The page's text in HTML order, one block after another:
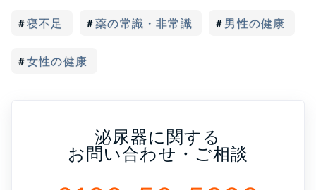
寝不足 薬の常識・非常識 男性の健康
女性の健康
泌尿器に関する
お問い合わせ・ご相談